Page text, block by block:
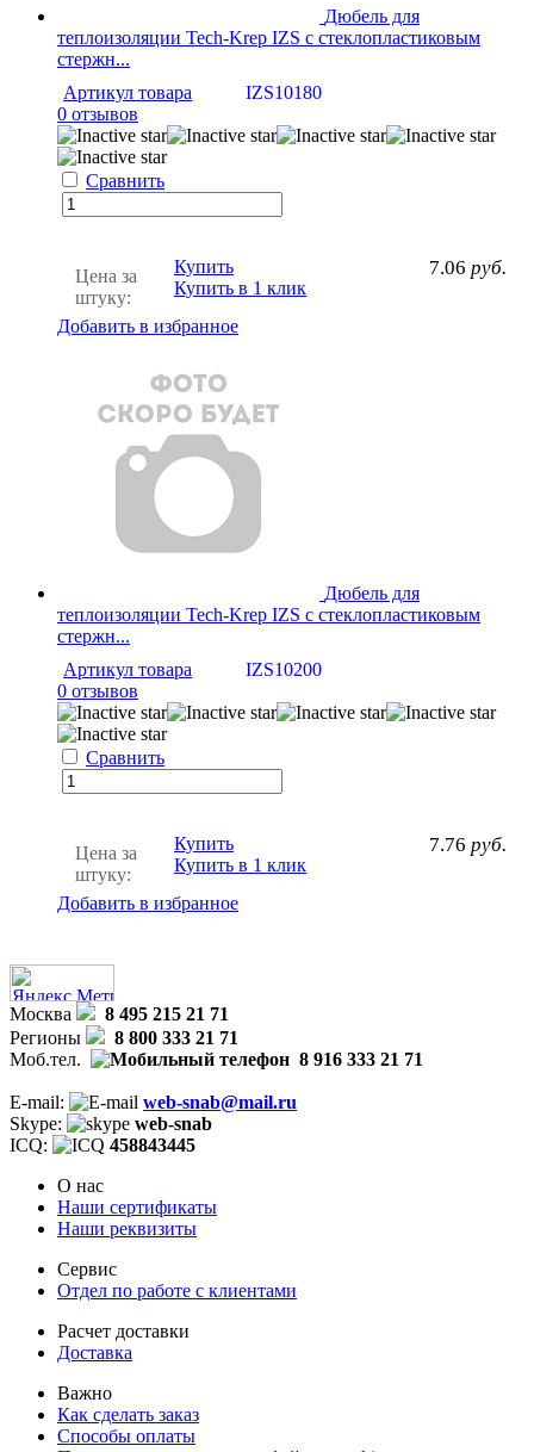
Дюбель для
теплоизоляции Tech-Krep IZS с стеклопластиковым
стержн...
Артикул товара
IZS10180
0 отзывов
Сравнить
Цена за
штуку:
7.06 руб.
Купить
Купить в 1 клик
Добавить в избранное
Дюбель для
теплоизоляции Tech-Krep IZS с стеклопластиковым
стержн...
Артикул товара
IZS10200
0 отзывов
Сравнить
Цена за
штуку:
7.76 руб.
Купить
Купить в 1 клик
Добавить в избранное
Москва
8 495 215 21 71
Регионы
8 800 333 21 71
Моб.тел.
8 916 333 21 71
E-mail:
web-snab@mail.ru
Skype:
web-snab
ICQ:
458843445
О нас
Наши сертификаты
Наши реквизиты
Сервис
Отдел по работе с клиентами
Расчет доставки
Доставка
Важно
Как сделать заказ
Способы оплаты